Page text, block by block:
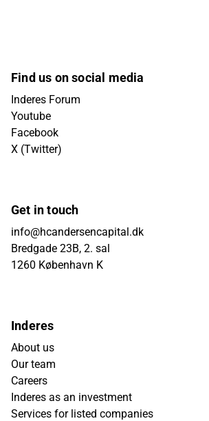
Find us on social media
Inderes Forum
Youtube
Facebook
X (Twitter)
Get in touch
info@hcandersencapital.dk
Bredgade 23B, 2. sal
1260 København K
Inderes
About us
Our team
Careers
Inderes as an investment
Services for listed companies